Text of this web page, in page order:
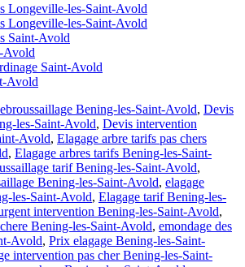
Longeville-les-Saint-Avold
Longeville-les-Saint-Avold
Saint-Avold
Avold
Saint-Avold
Avold
Bening-les-Saint-Avold, Devis
les-Saint-Avold, Devis intervention
Avold, Elagage arbre tarifs pas chers
, Elagage arbres tarifs Bening-les-Saint-
tarif Bening-les-Saint-Avold,
Bening-les-Saint-Avold, elagage
les-Saint-Avold, Elagage tarif Bening-les-
intervention Bening-les-Saint-Avold,
Bening-les-Saint-Avold, emondage des
Avold, Prix elagage Bening-les-Saint-
intervention pas cher Bening-les-Saint-